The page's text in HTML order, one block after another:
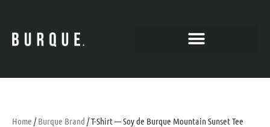
Home /Burque Brand / T-Shirt — Soy de Burque Mountain Sunset Tee